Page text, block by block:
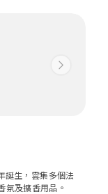
Next
誕生，雲集多個法
氛及擴香用品。